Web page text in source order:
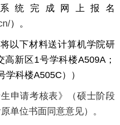
统完成网上报名
）。
将以下材料送计算机学院研
高新区 1号学科楼A509A ；
学科楼A505C ））
生申请考核表》（硕士阶段
单位书面同意意见）。